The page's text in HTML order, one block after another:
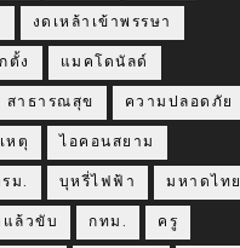
งดเหล้าเข้าพรรษา
ตั้ง แมคโดนัลด์
สาธารณสุข ความปลอดภัย
หตุ ไอคอนสยาม
ม. บุหรี่ไฟฟ้า มหาดไทย
แล้วขับ กทม. ครู